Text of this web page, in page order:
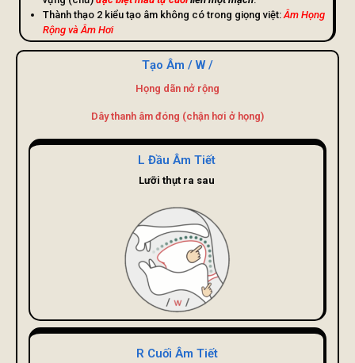
Thành thạo 2 kiểu tạo âm không có trong giọng việt:Âm Họng
Rộng và Âm Hơi
Tạo Âm / W /
Họng dãn nở rộng
Dây thanh âm đóng (chận hơi ở họng)
L Đầu Âm Tiết
Lưỡi thụt ra sau
R Cuối Âm Tiết